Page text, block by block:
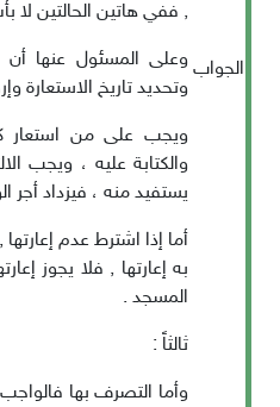
الجواب
, ففي هاتين الحالتين لا
وعلى المسئول عنها أن
وتحديد تاريخ الاستعارة
ويجب على من استعار
والكتابة عليه ، ويجب
يستفيد منه ، فيزداد أجر
أما إذا اشترط عدم
به إعارتها , فلا يجوز
المسجد .
ثالثاً :
وأما التصرف بها